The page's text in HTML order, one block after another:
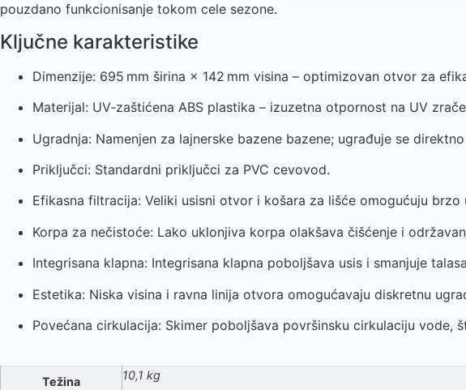
pouzdano funkcionisanje tokom cele sezone.
Ključne karakteristike
Dimenzije: 695 mm širina × 142 mm visina – optimizovan otvor za
Materijal: UV‑zaštićena ABS plastika – izuzetna otpornost na UV
Ugradnja: Namenjen za lajnerske bazene bazene; ugrađuje se
Priključci: Standardni priključci za PVC cevovod.
Efikasna filtracija: Veliki usisni otvor i košara za lišće omogućuju
Korpa za nečistoće: Lako uklonjiva korpa olakšava čišćenje i
Integrisana klapna: Integrisana klapna poboljšava usis i smanjuje
Estetika: Niska visina i ravna linija otvora omogućavaju diskretnu
Povećana cirkulacija: Skimer poboljšava površinsku cirkulaciju
Težina 10,1 kg